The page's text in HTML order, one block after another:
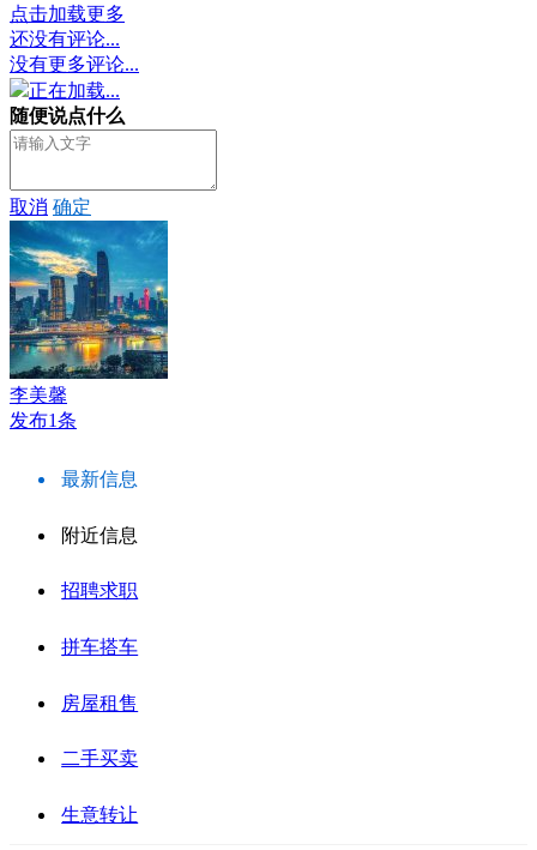
点击加载更多
还没有评论...
没有更多评论...
正在加载...
随便说点什么
取消 确定
李美馨
发布1条
最新信息
附近信息
招聘求职
拼车搭车
房屋租售
二手买卖
生意转让